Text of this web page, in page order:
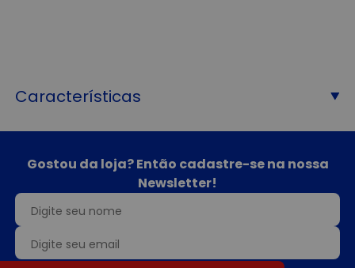
Características
Gostou da loja? Então cadastre-se na nossa
Newsletter!